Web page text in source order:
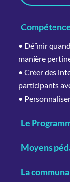
• Définir
manière
• Créer des
participants
•
Le
formation
Moyens
formation
La